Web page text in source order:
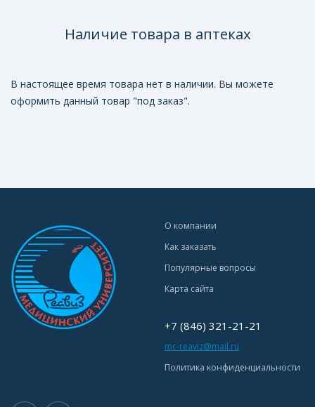
Наличие товара в аптеках
В настоящее время товара нет в наличии. Вы можете
оформить данный товар "под заказ".
О компании
Как заказать
Популярные вопросы
Карта сайта
+7 (846) 321-21-21
mc-reaviz@mail.ru
Политика конфиденциальности